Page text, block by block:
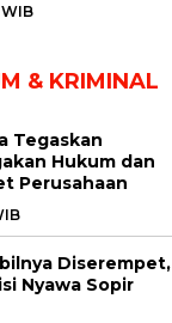
& KRIMINAL
Tegaskan
Hukum dan
Perusahaan
Diserempet,
Nyawa Sopir